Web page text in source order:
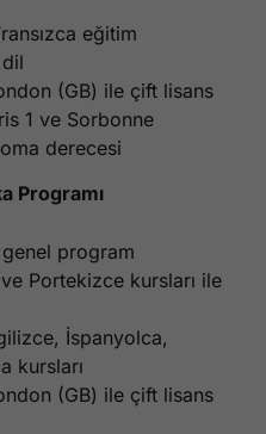
eğitim
(GB) ile çift lisans
1 ve Sorbonne
derecesi
Programı
program
Portekizce kursları ile
İspanyolca,
kursları
(GB) ile çift lisans